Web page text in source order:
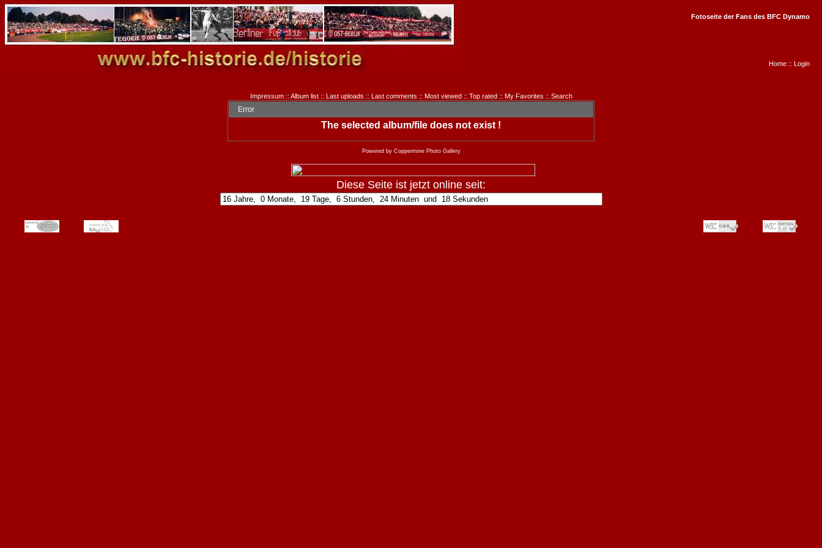
Fotoseite der Fans des BFC Dynamo
Home :: Login
Impressum:: Album list:: Last uploads :: Last comments :: Most viewed:: Top rated:: My Favorites :: Search
Error
The selected album/file does not exist !
Powered by Coppermine Photo Gallery
Diese Seite ist jetzt online seit: